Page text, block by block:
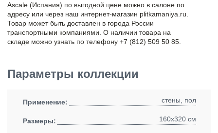
Ascale (Испания) по выгодной цене можно в салоне по
адресу или через наш интернет-магазин plitkamaniya.ru.
Товар может быть доставлен в города России
транспортными компаниями. О наличии товара на
складе можно узнать по телефону +7 (812) 509 50 85.
Параметры коллекции
Применение: стены, пол
Размеры: 160x320 см